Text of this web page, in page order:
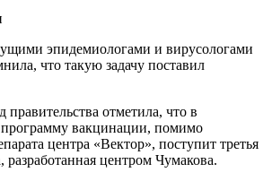
эпидемиологами и вирусологами
что такую задачу поставил
правительства отметила, что в
вакцинации, помимо
центра «Вектор», поступит третья
разработанная центром Чумакова.